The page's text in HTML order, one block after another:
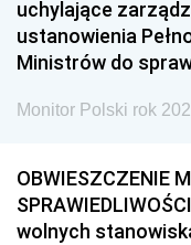
uchylające
ustanowienia
Ministrów do
Monitor Polski rok
OBWIESZCZENIE
wolnych